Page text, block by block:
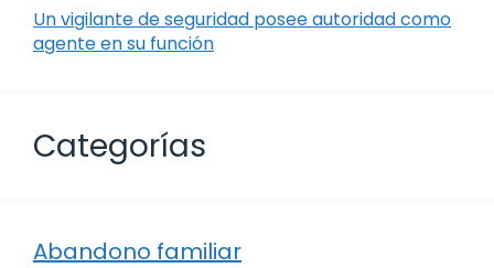
Un vigilante de seguridad posee autoridad como
agente en su función
Categorías
Abandono familiar